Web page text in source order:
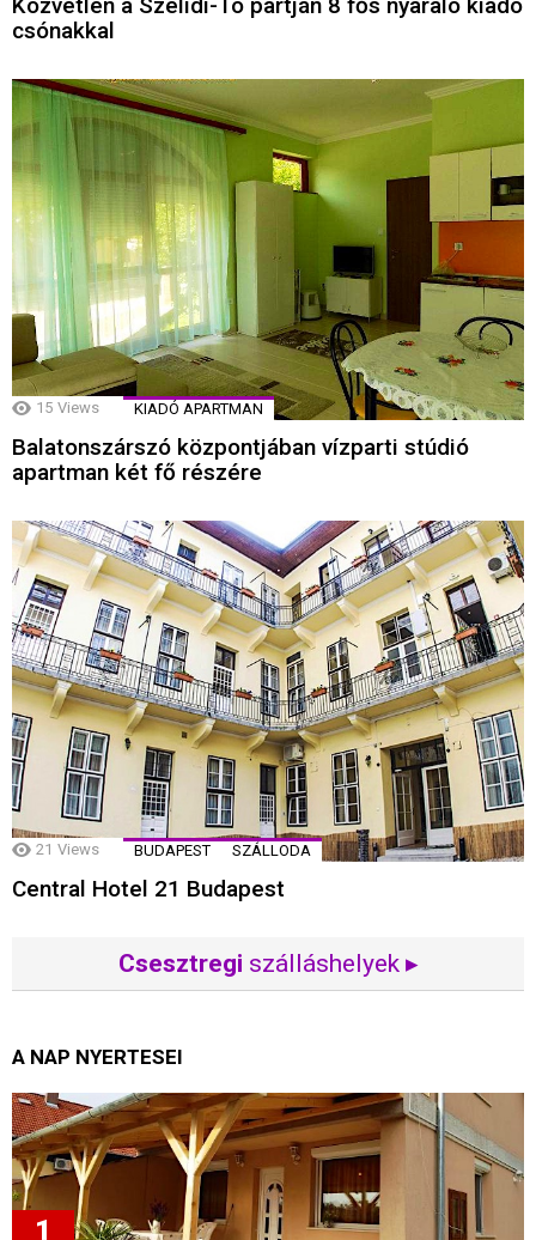
csónakkal
15 Views KIADÓ APARTMAN
Balatonszárszó központjában vízparti stúdió
apartman két fő részére
21 Views BUDAPEST SZÁLLODA
Central Hotel 21 Budapest
Csesztregi szálláshelyek ▸
A NAP NYERTESEI